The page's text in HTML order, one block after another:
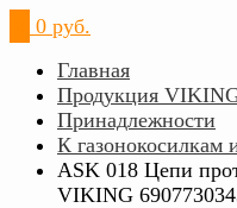
0 руб.
Главная
Продукция
Принадлежности
К газонокосилкам
ASK 018 Цепи
VIKING